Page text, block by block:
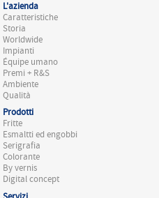
L'azienda
Caratteristiche
Storia
Worldwide
Impianti
Équipe umano
Premi + R&S
Ambiente
Qualità
Prodotti
Fritte
Esmaltti ed engobbi
Serigrafia
Colorante
By vernis
Digital concept